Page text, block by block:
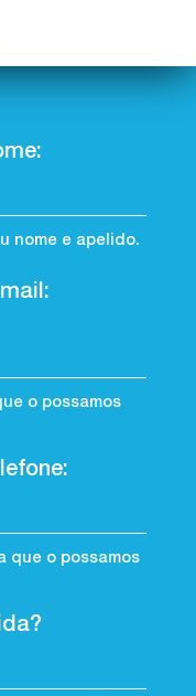
nome e apelido.
o possamos
que o possamos